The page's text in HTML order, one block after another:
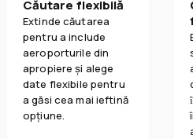
4,0
2,0
Căutare flexibilă
Extinde căutarea
pentru a include
aeroporturile din
apropiere și alege
date flexibile pentru
a găsi cea mai ieftină
opțiune.